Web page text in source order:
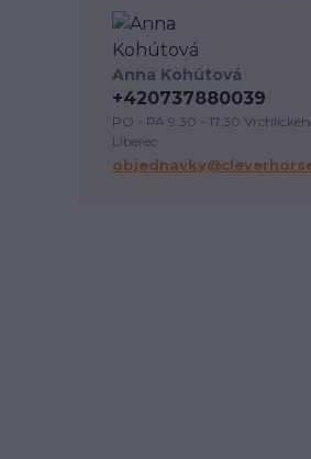
podpora útulkům
koňoběh
virtuální závod
seznam
recept
výživa koně
krmení koní
veterinární péče o koně
kokosový olej
proč
komunikace
Anna Kohútová
+420737880039
PO - PÁ 9.30 - 17.30
Liberec